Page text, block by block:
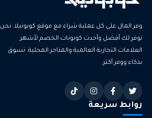
وفر المال على كل عملية شراء مع موقع كوبونيلا. نحن
نوفر لك أفضل وأحدث كوبونات الخصم لأشهر
العلامات التجارية العالمية والمتاجر المحلية. تسوق
بذكاء ووفر أكثر.
روابط سريعة